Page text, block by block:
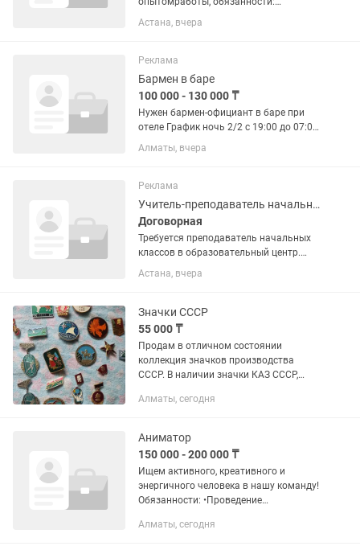
разделочная работа, работа на
мясорубке и делать казы, шужык,
Астана, вчера
Реклама
Бармен в баре
100 000 - 130 000 ₸
Нужен бармен-официант в баре при
отеле График ночь 2/2 с 19:00 до 07:00
Обязательное знание каз, рус свободно
и англ хотябы разговорный Оклад на
ваших продаж...
Алматы, вчера
Реклама
Учитель-преподаватель начальных классов на казахском языке
Договорная
Требуется преподаватель начальных
классов в образовательный центр.
Подготовка к школе, продленка и
развитие. Обучение на казахском
русс, каз). Кто ищет подработку,...
Астана, вчера
Значки СССР
55 000 ₸
Продам в отличном состоянии
коллекция значков производства
СССР. В наличии значки КАЗ СССР,
За весь набор прошу 55000 тенге. В
либо...
Алматы, сегодня
Аниматор
150 000 - 200 000 ₸
Ищем активного, креативного и
энергичного человека в нашу команду!
Обязанности: •Проведение
и взрослых. •Организация игр,
Алматы, сегодня